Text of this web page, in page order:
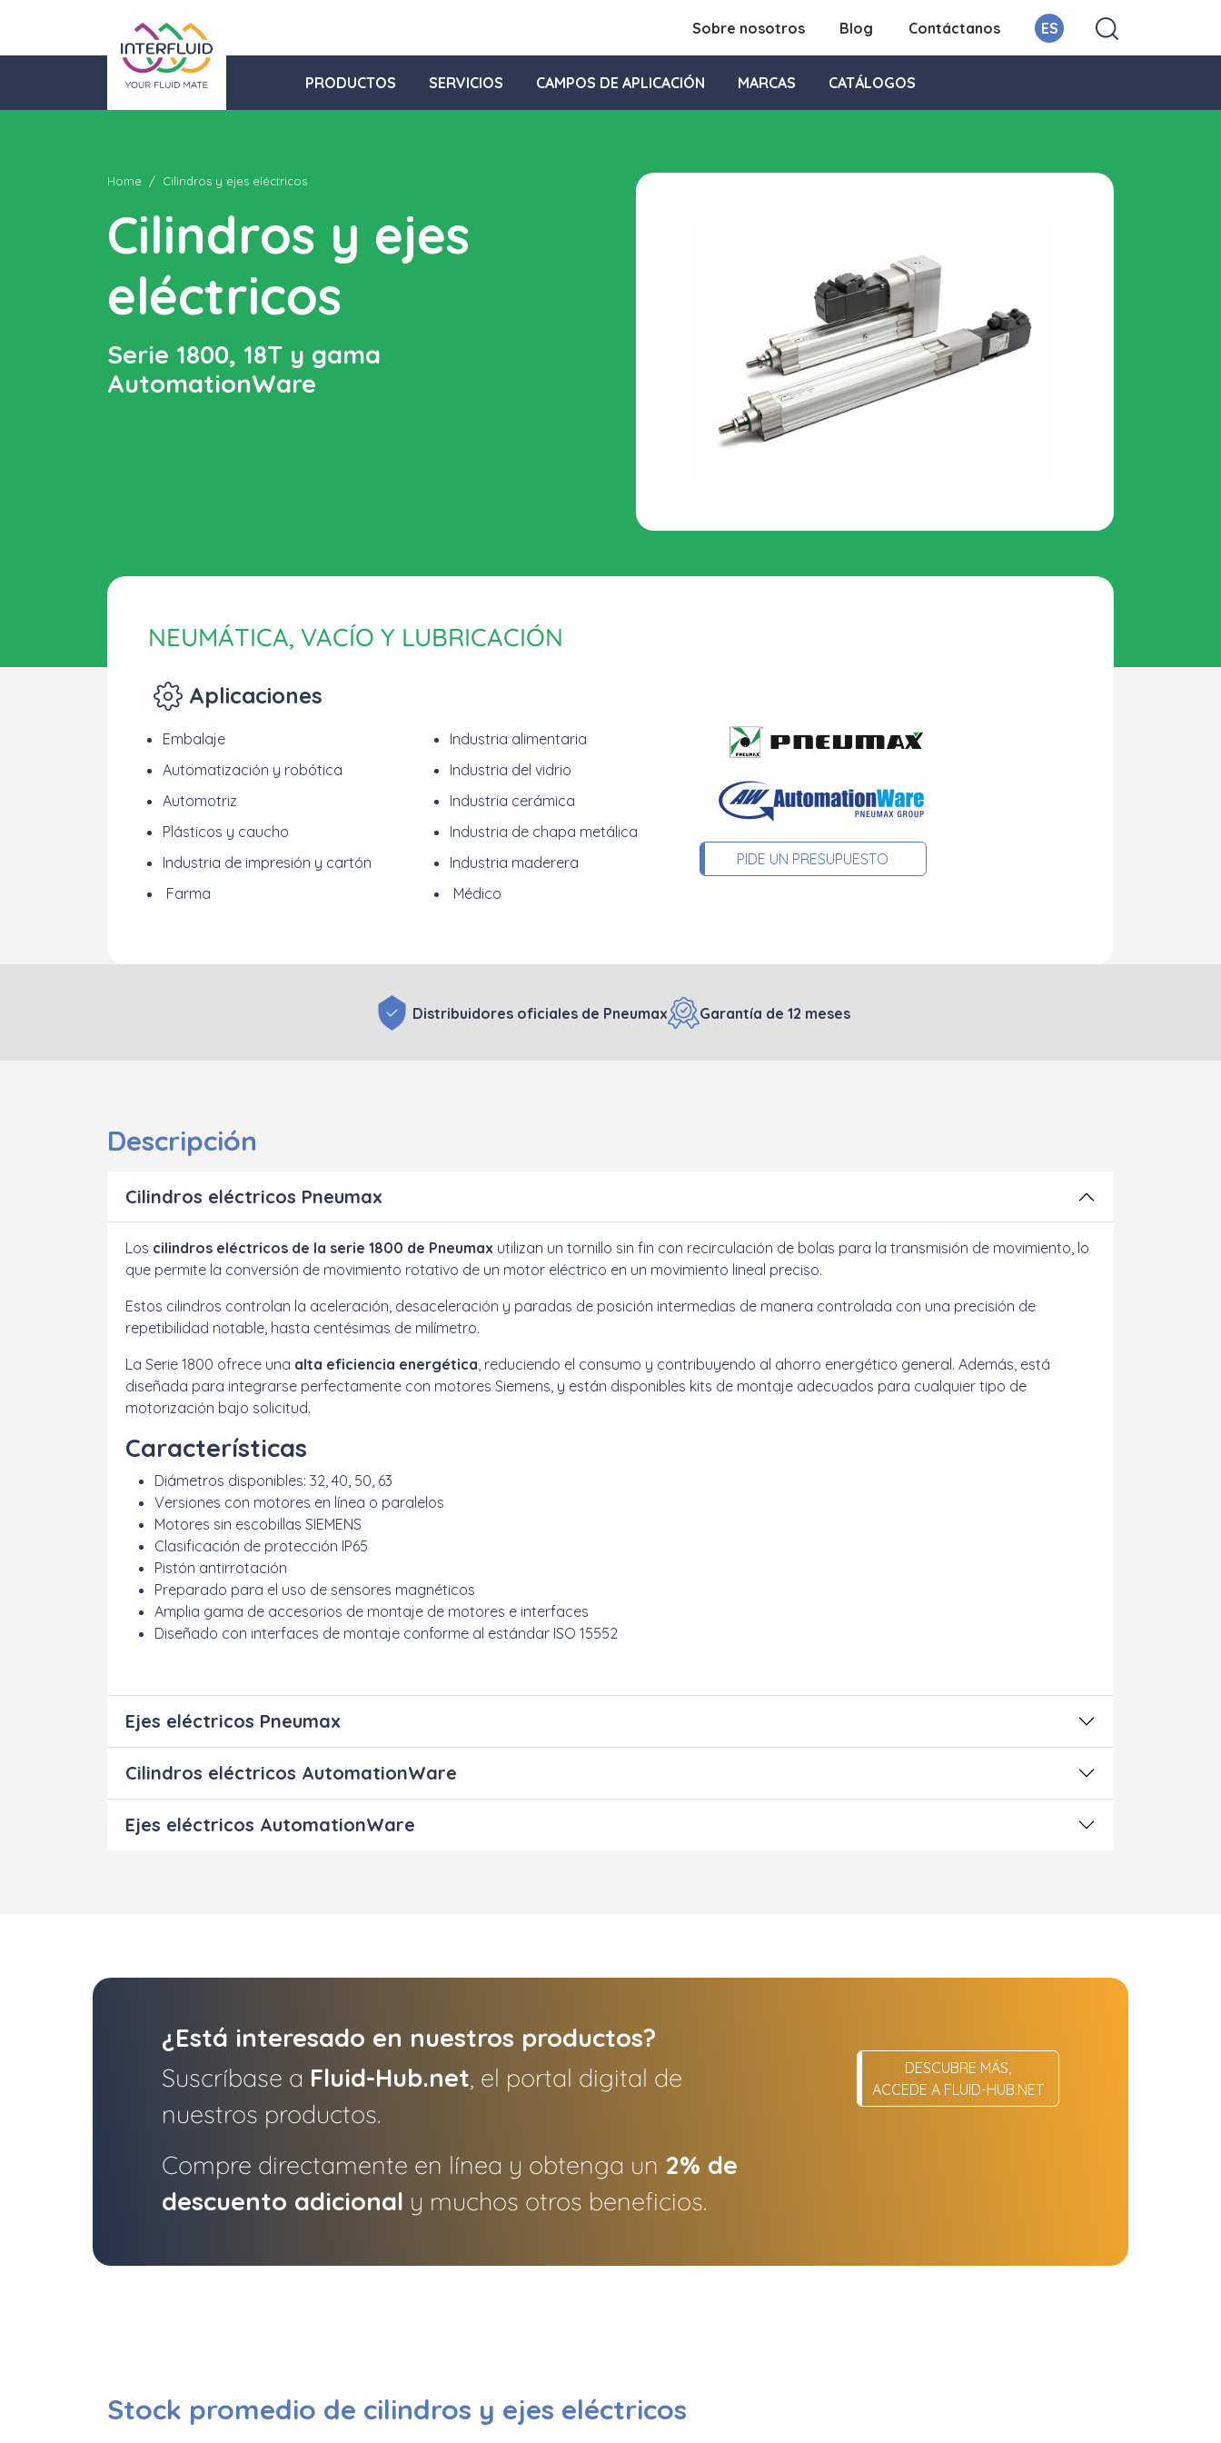
Sobre nosotros Blog Contáctanos ES
PRODUCTOS SERVICIOS CAMPOS DE APLICACIÓN MARCAS CATÁLOGOS
Home Cilindros y ejes eléctricos
Cilindros y ejes
eléctricos
Serie 1800, 18T y gama
AutomationWare
NEUMÁTICA, VACÍO Y LUBRICACIÓN
Aplicaciones
Embalaje
Automatización y robótica
Automotriz
Plásticos y caucho
Industria de impresión y cartón
Farma
Industria alimentaria
Industria del vidrio
Industria cerámica
Industria de chapa metálica
Industria maderera
Médico
PIDE UN PRESUPUESTO
Distribuidores oficiales de Pneumax Garantía de 12 meses
Descripción
Cilindros eléctricos Pneumax
Los cilindros eléctricos de la serie 1800 de Pneumax utilizan un tornillo sin fin con recirculación de bolas para la transmisión de movimiento, lo
que permite la conversión de movimiento rotativo de un motor eléctrico en un movimiento lineal preciso.
Estos cilindros controlan la aceleración, desaceleración y paradas de posición intermedias de manera controlada con una precisión de
repetibilidad notable, hasta centésimas de milímetro.
La Serie 1800 ofrece una alta eficiencia energética, reduciendo el consumo y contribuyendo al ahorro energético general. Además, está
diseñada para integrarse perfectamente con motores Siemens, y están disponibles kits de montaje adecuados para cualquier tipo de
motorización bajo solicitud.
Características
Diámetros disponibles: 32, 40, 50, 63
Versiones con motores en línea o paralelos
Motores sin escobillas SIEMENS
Clasificación de protección IP65
Pistón antirrotación
Preparado para el uso de sensores magnéticos
Amplia gama de accesorios de montaje de motores e interfaces
Diseñado con interfaces de montaje conforme al estándar ISO 15552
Ejes eléctricos Pneumax
Cilindros eléctricos AutomationWare
Ejes eléctricos AutomationWare
¿Está interesado en nuestros productos?
Suscríbase a Fluid-Hub.net, el portal digital de
nuestros productos.
Compre directamente en línea y obtenga un 2% de
descuento adicional y muchos otros beneficios.
DESCUBRE MÁS,
ACCEDE A FLUID-HUB.NET
Stock promedio de cilindros y ejes eléctricos